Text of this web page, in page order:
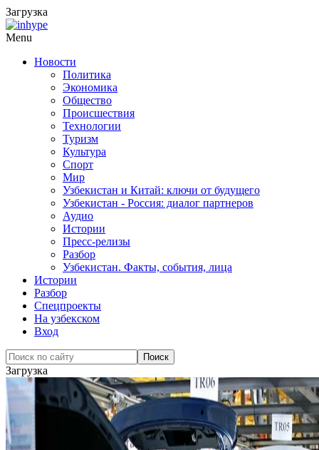
Загрузка
Menu
Новости
Политика
Экономика
Общество
Происшествия
Технологии
Туризм
Культура
Спорт
Мир
Узбекистан и Китай: ключи от будущего
Узбекистан - Россия: диалог партнеров
Аудио
Истории
Пресс-релизы
Разбор
Узбекистан. Факты, события, лица
Истории
Разбор
Спецпроекты
На узбекском
Вход
Загрузка